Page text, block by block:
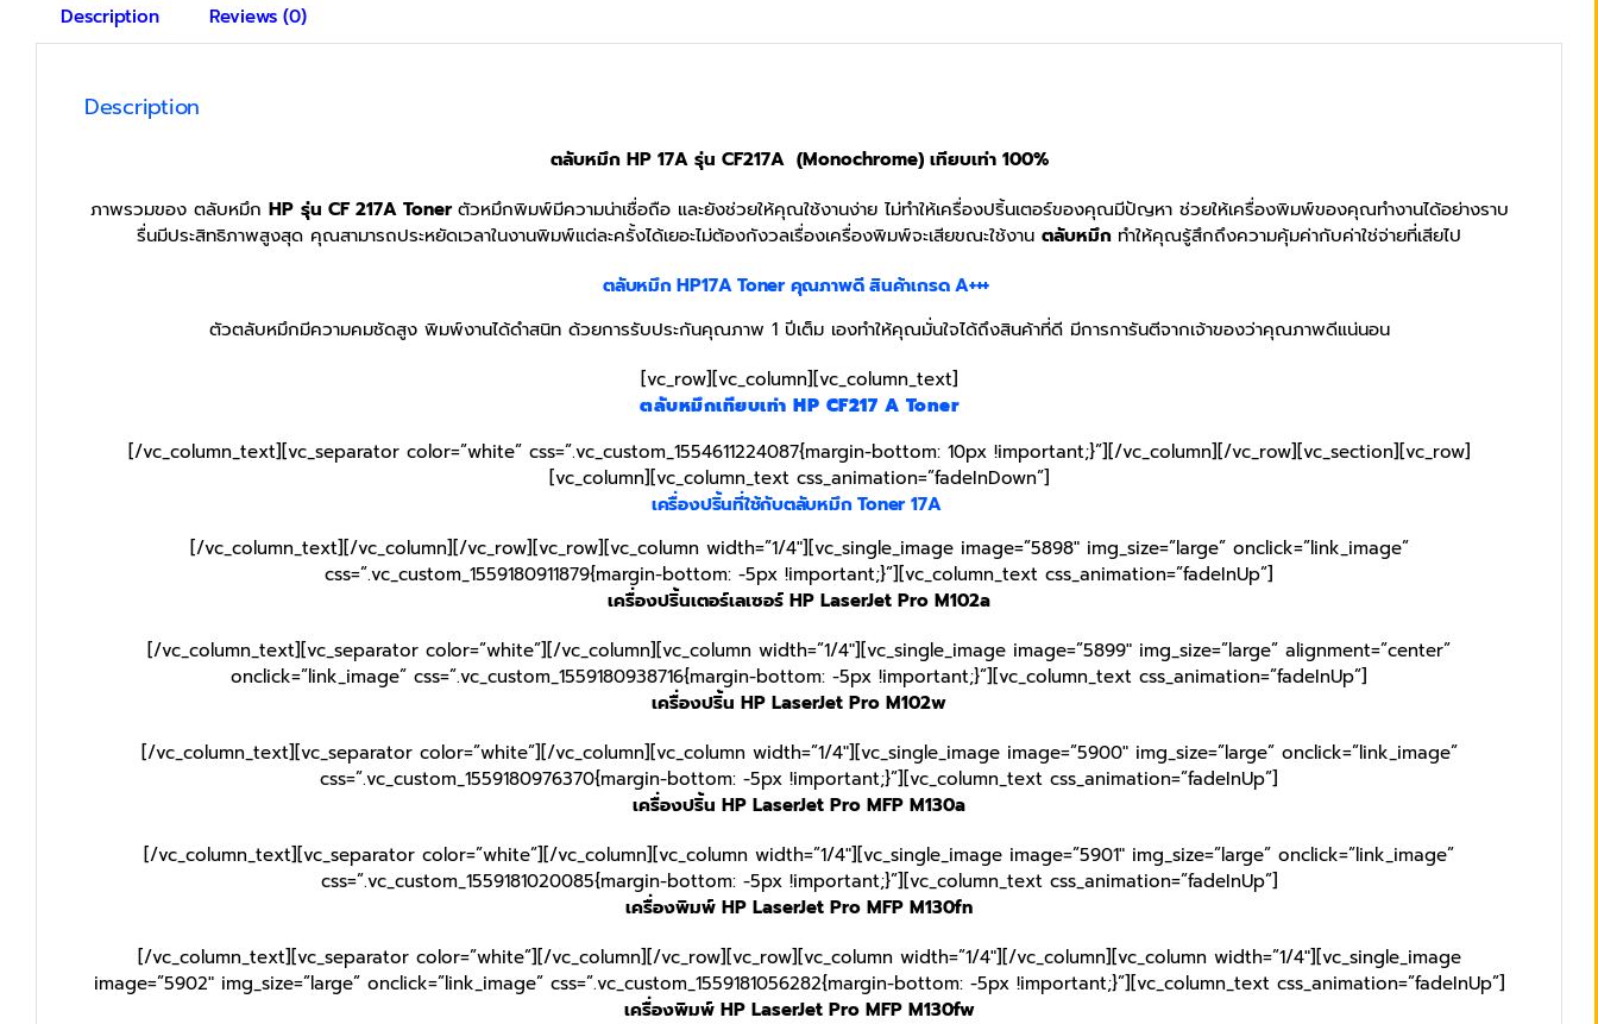
Description Reviews (0)
Description
ตลับหมึก HP 17A รุ่น CF217A (Monochrome) เทียบเท่า 100%
ภาพรวมของ ตลับหมึก HP รุ่น CF 217ATonerตัวหมึกพิมพ์มีความน่าเชื่อถือ และยังช่วยให้คุณใช้งานง่าย ไม่ทำให้เครื่องปริ้นเตอร์ของคุณมีปัญหา ช่วยให้เครื่องพิมพ์ของคุณทำงานได้อย่างราบ
รื่นมีประสิทธิภาพสูงสุด คุณสามารถประหยัดเวลาในงานพิมพ์แต่ละครั้งได้เยอะไม่ต้องกังวลเรื่องเครื่องพิมพ์จะเสียขณะใช้งาน ตลับหมึก ทำให้คุณรู้สึกถึงความคุ้มค่ากับค่าใช่จ่ายที่เสียไป
ตลับหมึก HP17ATonerคุณภาพดี สินค้าเกรด A+++
ตัวตลับหมึกมีความคมชัดสูง พิมพ์งานได้ดำสนิท ด้วยการรับประกันคุณภาพ 1 ปีเต็ม เองทำให้คุณมั่นใจได้ถึงสินค้าที่ดี มีการการันตีจากเจ้าของว่าคุณภาพดีแน่นอน
[vc_row][vc_column][vc_column_text]
ตลับหมึกเทียบเท่า HP CF217 A Toner
[/vc_column_text][vc_separator color=”white” css=”.vc_custom_1554611224087{margin-bottom: 10px !important;}”][/vc_column][/vc_row][vc_section][vc_row]
[vc_column][vc_column_text css_animation=”fadeInDown”]
เครื่องปริ้นที่ใช้กับตลับหมึกToner17A
[/vc_column_text][/vc_column][/vc_row][vc_row][vc_column width=”1/4″][vc_single_image image=”5898″ img_size=”large” onclick=”link_image”
css=”.vc_custom_1559180911879{margin-bottom: -5px !important;}”][vc_column_text css_animation=”fadeInUp”]
เครื่องปริ้นเตอร์เลเซอร์ HP LaserJet Pro M102a
[/vc_column_text][vc_separator color=”white”][/vc_column][vc_column width=”1/4″][vc_single_image image=”5899″ img_size=”large” alignment=”center”
onclick=”link_image” css=”.vc_custom_1559180938716{margin-bottom: -5px !important;}”][vc_column_text css_animation=”fadeInUp”]
เครื่องปริ้น HP LaserJet Pro M102w
[/vc_column_text][vc_separator color=”white”][/vc_column][vc_column width=”1/4″][vc_single_image image=”5900″ img_size=”large” onclick=”link_image”
css=”.vc_custom_1559180976370{margin-bottom: -5px !important;}”][vc_column_text css_animation=”fadeInUp”]
เครื่องปริ้น HP LaserJet Pro MFP M130a
[/vc_column_text][vc_separator color=”white”][/vc_column][vc_column width=”1/4″][vc_single_image image=”5901″ img_size=”large” onclick=”link_image”
css=”.vc_custom_1559181020085{margin-bottom: -5px !important;}”][vc_column_text css_animation=”fadeInUp”]
เครื่องพิมพ์ HP LaserJet Pro MFP M130fn
[/vc_column_text][vc_separator color=”white”][/vc_column][/vc_row][vc_row][vc_column width=”1/4″][/vc_column][vc_column width=”1/4″][vc_single_image
image=”5902″ img_size=”large” onclick=”link_image” css=”.vc_custom_1559181056282{margin-bottom: -5px !important;}”][vc_column_text css_animation=”fadeInUp”]
เครื่องพิมพ์ HP LaserJet Pro MFP M130fw